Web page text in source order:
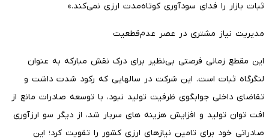
ثبات بازار را فدای سودآوری کوتاه‌مدت ارزی نمی‌کند.»
مدیریت نیاز مشتری در عصر عدم‌قطعیت
این مقطع زمانی فرصتی بی‌نظیر برای درک نقش مبارکه به عنوان
لنگرگاه ثبات است. این شرکت در سالهایی که رکود شدت داشت و
تقاضای داخلی جوابگوی ظرفیت تولید نبود، با توسعه صادرات مانع از
افت توان تولید و افزایش هزینه های سربار شد، از دیگر سو ارزآوری
صادراتی خود برای تامین نیازهای ارزی کشور را تقویت کرد؛ این